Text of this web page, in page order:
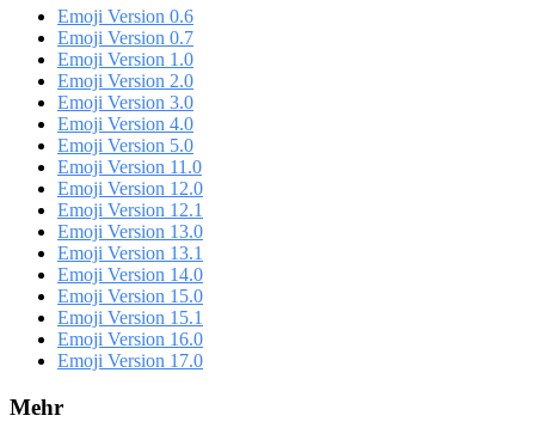
Emoji Version 0.6
Emoji Version 0.7
Emoji Version 1.0
Emoji Version 2.0
Emoji Version 3.0
Emoji Version 4.0
Emoji Version 5.0
Emoji Version 11.0
Emoji Version 12.0
Emoji Version 12.1
Emoji Version 13.0
Emoji Version 13.1
Emoji Version 14.0
Emoji Version 15.0
Emoji Version 15.1
Emoji Version 16.0
Emoji Version 17.0
Mehr